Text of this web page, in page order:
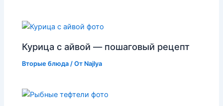
Курица с айвой — пошаговый рецепт
Вторые блюда / От Najlya